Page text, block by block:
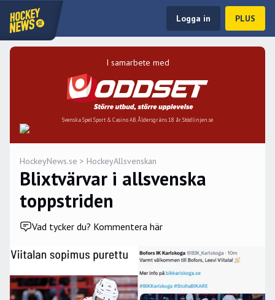
Logga in PLUS
I samarbete med
Svenska Spel Sport & Casino AB. Åldersgräns 18 år. Stödlinjen.se
HockeyNews.se > HockeyAllsvenskan
Blixtvärvar i allsvenska
toppstriden
Vad tycker du? Kommentera här